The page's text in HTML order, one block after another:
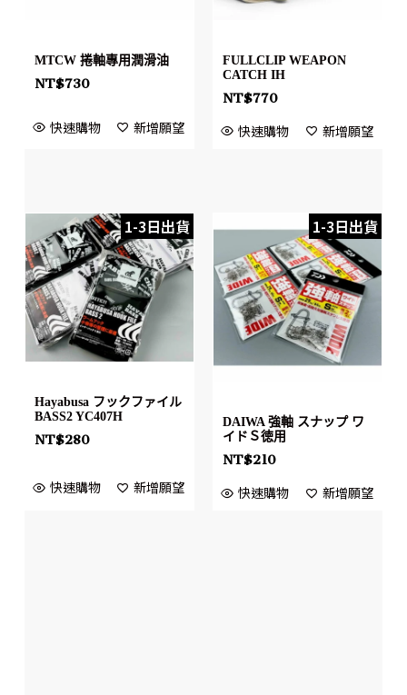
MTCW 捲軸專用潤滑油
NT$730
快速購物 新增願望
FULLCLIP WEAPON
CATCH IH
NT$770
快速購物 新增願望
1-3日出貨
Hayabusa フックファイル
BASS2 YC407H
NT$280
快速購物 新增願望
1-3日出貨
DAIWA 強軸 スナップ ワ
イドＳ徳用
NT$210
快速購物 新增願望